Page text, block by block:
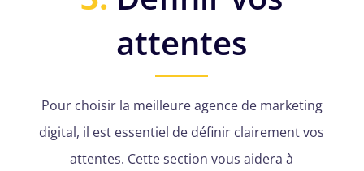
attentes
Pour choisir la meilleure agence de marketing
digital, il est essentiel de définir clairement vos
attentes. Cette section vous aidera à